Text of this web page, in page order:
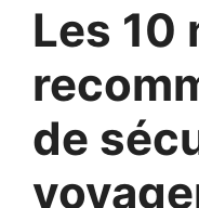
Les 10
de